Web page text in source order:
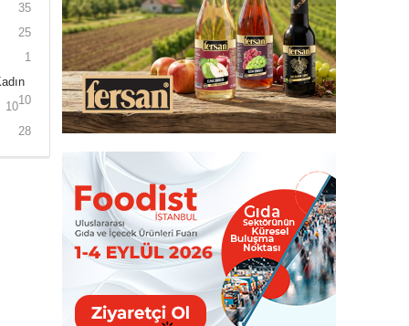
35
25
1
10
10
28